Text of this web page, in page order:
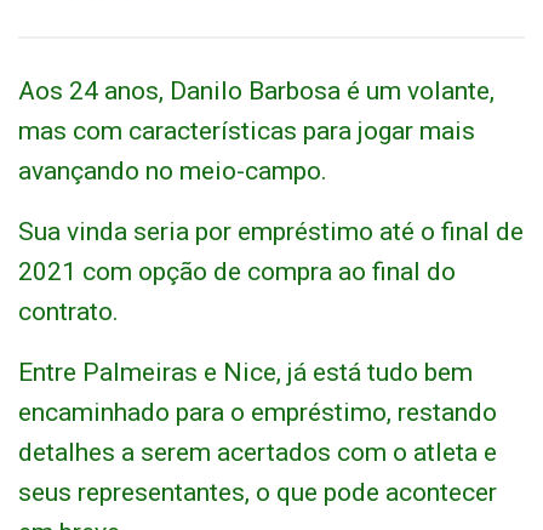
Aos 24 anos, Danilo Barbosa é um volante,
mas com características para jogar mais
avançando no meio-campo.
Sua vinda seria por empréstimo até o final de
2021 com opção de compra ao final do
contrato.
Entre Palmeiras e Nice, já está tudo bem
encaminhado para o empréstimo, restando
detalhes a serem acertados com o atleta e
seus representantes, o que pode acontecer